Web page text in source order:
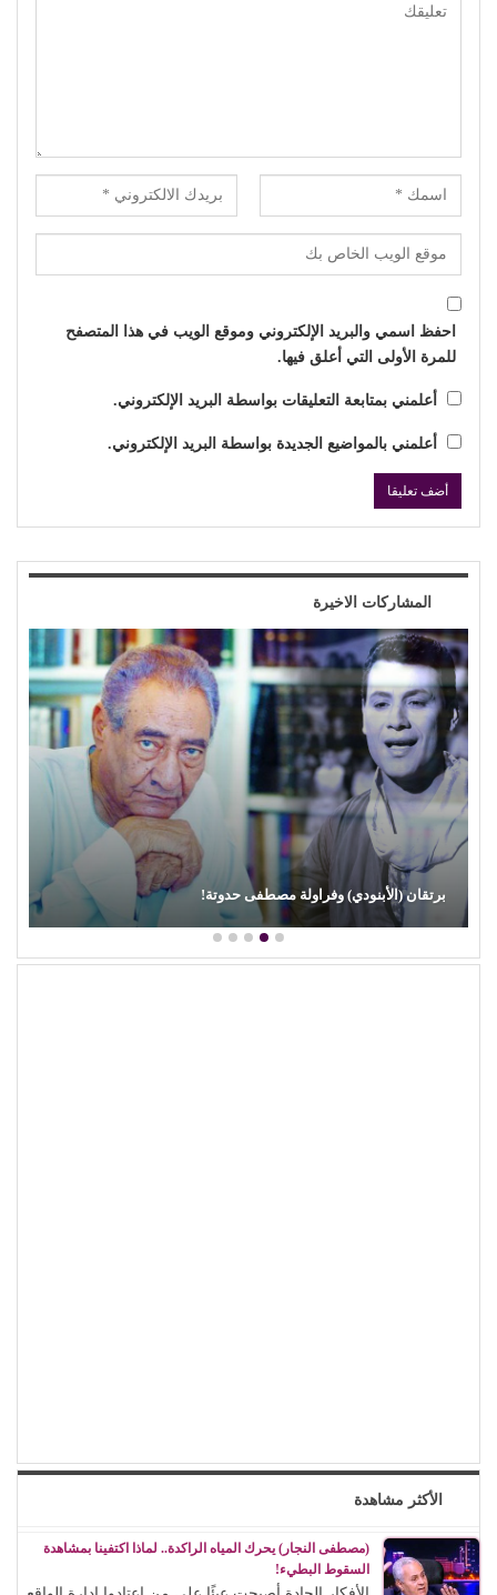
احفظ اسمي والبريد الإلكتروني وموقع الويب في هذا المتصفح
للمرة الأولى التي أعلق فيها.
أعلمني بمتابعة التعليقات بواسطة البريد الإلكتروني.
أعلمني بالمواضيع الجديدة بواسطة البريد الإلكتروني.
المشاركات الاخيرة
(الأبنودي) وفراولة مصطفى حدوتة! محمود
الأكثر مشاهدة
(مصطفى النجار) يحرك المياه الراكدة.. لماذا اكتفينا بمشاهدة
السقوط البطيء!